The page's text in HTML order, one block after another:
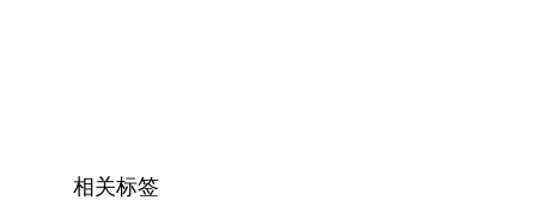
相关标签